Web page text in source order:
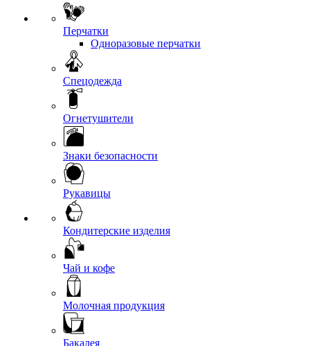
Перчатки
Одноразовые перчатки
Спецодежда
Огнетушители
Знаки безопасности
Рукавицы
Кондитерские изделия
Чай и кофе
Молочная продукция
Бакалея